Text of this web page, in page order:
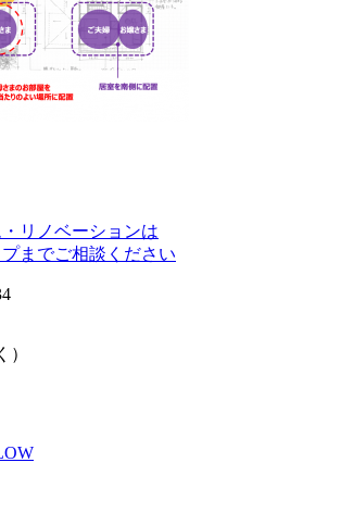
リノベーションは
までご相談ください
）